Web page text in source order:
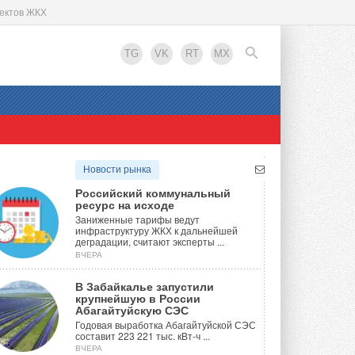
ЖКХ
TG VK RT MX
EN
Новости рынка
Российский коммунальный
ресурс на исходе
Заниженные тарифы ведут
инфраструктуру ЖКХ к дальнейшей
деградации, считают эксперты ...
ВЧЕРА
В Забайкалье запустили
крупнейшую в России
Абагайтуйскую СЭС
Годовая выработка Абагайтуйской СЭС
составит 223 221 тыс. кВт-ч ...
ВЧЕРА